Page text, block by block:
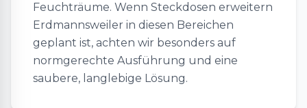
Feuchträume. Wenn Steckdosen erweitern
Erdmannsweiler in diesen Bereichen
geplant ist, achten wir besonders auf
normgerechte Ausführung und eine
saubere, langlebige Lösung.